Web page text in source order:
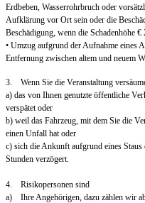
Erdbeben, Wasserrohrbruch oder
Aufklärung vor Ort sein oder die
Beschädigung, wenn die Schadenhöhe €
• Umzug aufgrund der Aufnahme eines
Entfernung zwischen altem und neuem
3. Wenn Sie die Veranstaltung
a) das von Ihnen genutzte öffentliche
verspätet oder
b) weil das Fahrzeug, mit dem Sie die
einen Unfall hat oder
c) sich die Ankunft aufgrund eines
Stunden verzögert.
4. Risikopersonen sind
a) Ihre Angehörigen, dazu zählen wir